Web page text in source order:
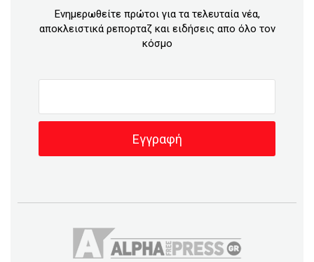
Ενημερωθείτε πρώτοι για τα τελευταία νέα,
αποκλειστικά ρεπορταζ και ειδήσεις απο όλο τον
κόσμο